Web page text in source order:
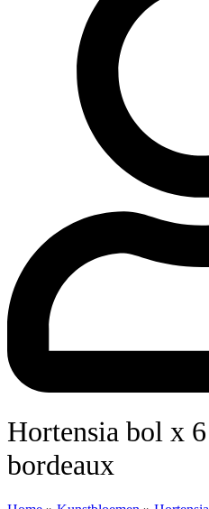
Hortensia bol x 6 100 cm
bordeaux